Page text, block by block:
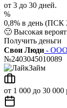
от 3 до 30 дней.
%
0,8% в день (ПСК
🙂 Высокая
Получить деньги
Свои Люди - ООО
№2403045010089
от 1 000 до 30 000